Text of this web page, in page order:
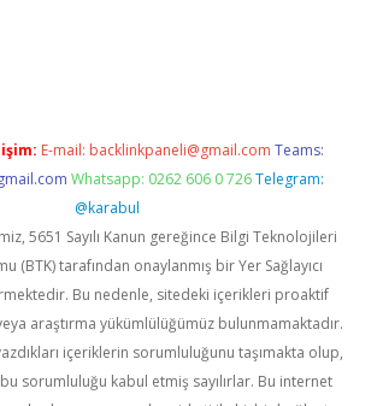
E-mail: backlinkpaneli@gmail.com Teams:
Whatsapp: 0262 606 0 726 Telegram:
@karabul
5651 Sayılı Kanun gereğince Bilgi Teknolojileri
(BTK) tarafından onaylanmış bir Yer Sağlayıcı
Bu nedenle, sitedeki içerikleri proaktif
araştırma yükümlülüğümüz bulunmamaktadır.
içeriklerin sorumluluğunu taşımakta olup,
sorumluluğu kabul etmiş sayılırlar. Bu internet